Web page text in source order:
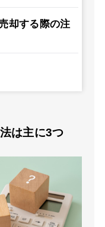
却する際の注
は主に3つ